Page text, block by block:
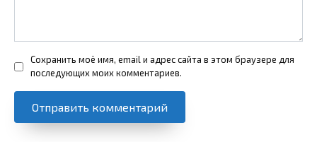
Сохранить моё имя, email и адрес сайта в этом браузере для
последующих моих комментариев.